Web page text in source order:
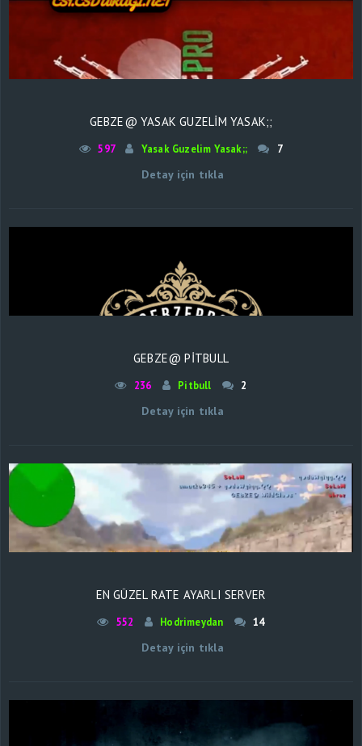
GEBZE@ YASAK GUZELIM YASAK;;
597 Yasak Guzelim Yasak;; 7
Detay için tıkla
GEBZE@ PİTBULL
236 Pitbull 2
Detay için tıkla
EN GÜZEL RATE AYARLI SERVER
552 Hodrimeydan 14
Detay için tıkla